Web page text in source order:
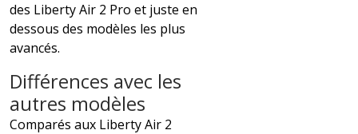
des Liberty Air 2 Pro et juste en
dessous des modèles les plus
avancés.
Différences avec les
autres modèles
Comparés aux Liberty Air 2